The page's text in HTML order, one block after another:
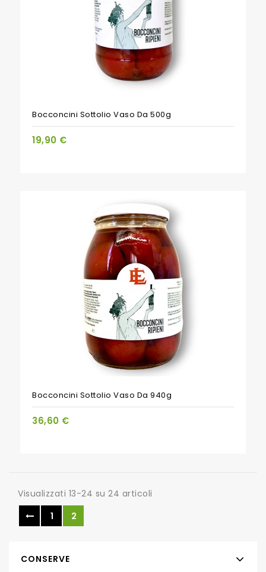
Bocconcini Sottolio Vaso Da 500g
19,90 €
Bocconcini Sottolio Vaso Da 940g
36,60 €
Visualizzati 13-24 su 24 articoli
1
2
CONSERVE